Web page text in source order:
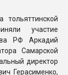
участие
РФ Аркадий
Самарской
директор
Герасименко,